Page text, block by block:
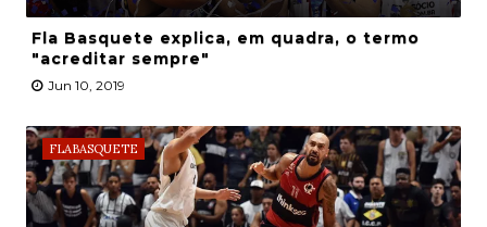
Fla Basquete explica, em quadra, o termo
"acreditar sempre"
Jun 10, 2019
FLABASQUETE